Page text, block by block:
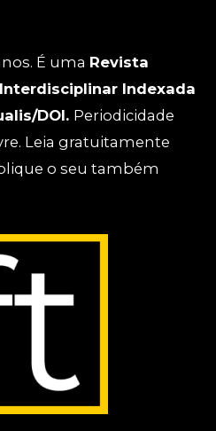
É uma Revista
Indexada
DOI. Periodicidade
Leia gratuitamente
o seu também